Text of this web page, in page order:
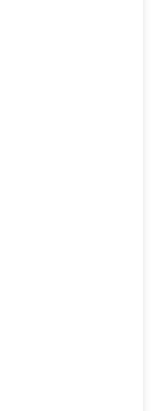
تکنیک‌های علم داده
در دنیای کنونی تکنولوژی،
های ارزشمند تلقی میشوند
تصمیم گیری هایشان کمک
مدیریت سازمان ها،
داده های موجود در سازمان
گیرندگان کلیدی را نسبت
سازند و راه های رسیدن به